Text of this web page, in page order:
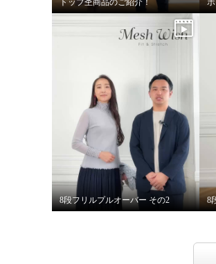
トップ杢商品のご紹介！
8段フリルプルオーバー その2 8